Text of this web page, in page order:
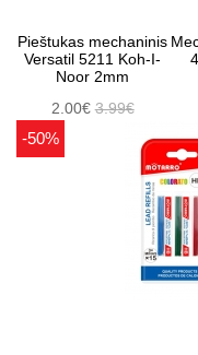
Pieštukas mechaninis
Versatil 5211 Koh-I-
Noor 2mm
2.00€3.99€
-50%